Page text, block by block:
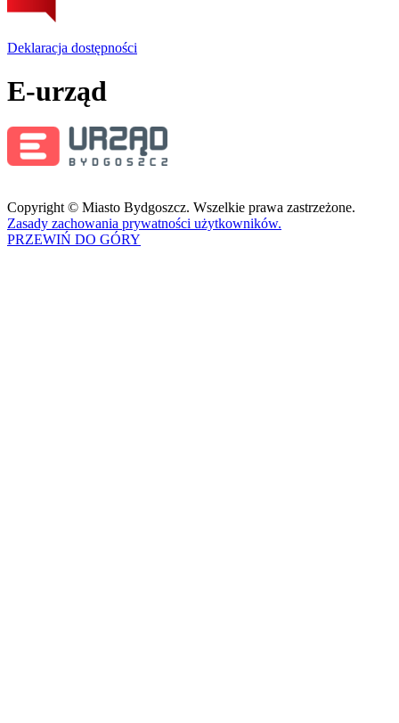
Deklaracja dostępności
E-urząd
Copyright © Miasto Bydgoszcz. Wszelkie prawa zastrzeżone.
Zasady zachowania prywatności użytkowników.
PRZEWIŃ DO GÓRY